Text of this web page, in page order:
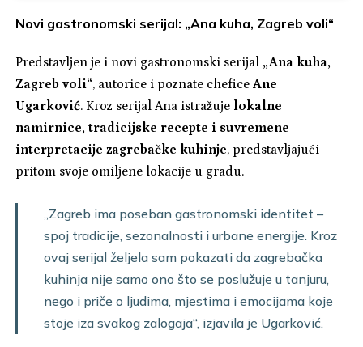
Novi gastronomski serijal: „Ana kuha, Zagreb voli“
Predstavljen je i novi gastronomski serijal „Ana kuha,
Zagreb voli“, autorice i poznate cheficeAne
Ugarković. Kroz serijal Ana istražuje lokalne
namirnice, tradicijske recepte i suvremene
interpretacije zagrebačke kuhinje, predstavljajući
pritom svoje omiljene lokacije u gradu.
„Zagreb ima poseban gastronomski identitet –
spoj tradicije, sezonalnosti i urbane energije. Kroz
ovaj serijal željela sam pokazati da zagrebačka
kuhinja nije samo ono što se poslužuje u tanjuru,
nego i priče o ljudima, mjestima i emocijama koje
stoje iza svakog zalogaja“, izjavila je Ugarković.